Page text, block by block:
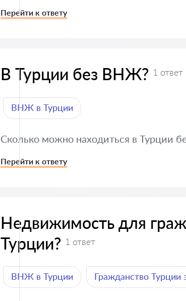
Перейти к ответу
В Турции без ВНЖ? 1 ответ
ВНЖ в Турции
Сколько можно находиться в Турции
Перейти к ответу
Недвижимость для
Турции? 1 ответ
ВНЖ в Турции Гражданство Турции